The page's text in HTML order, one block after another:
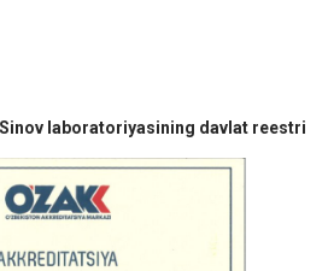
laboratoriyasining davlat reestri